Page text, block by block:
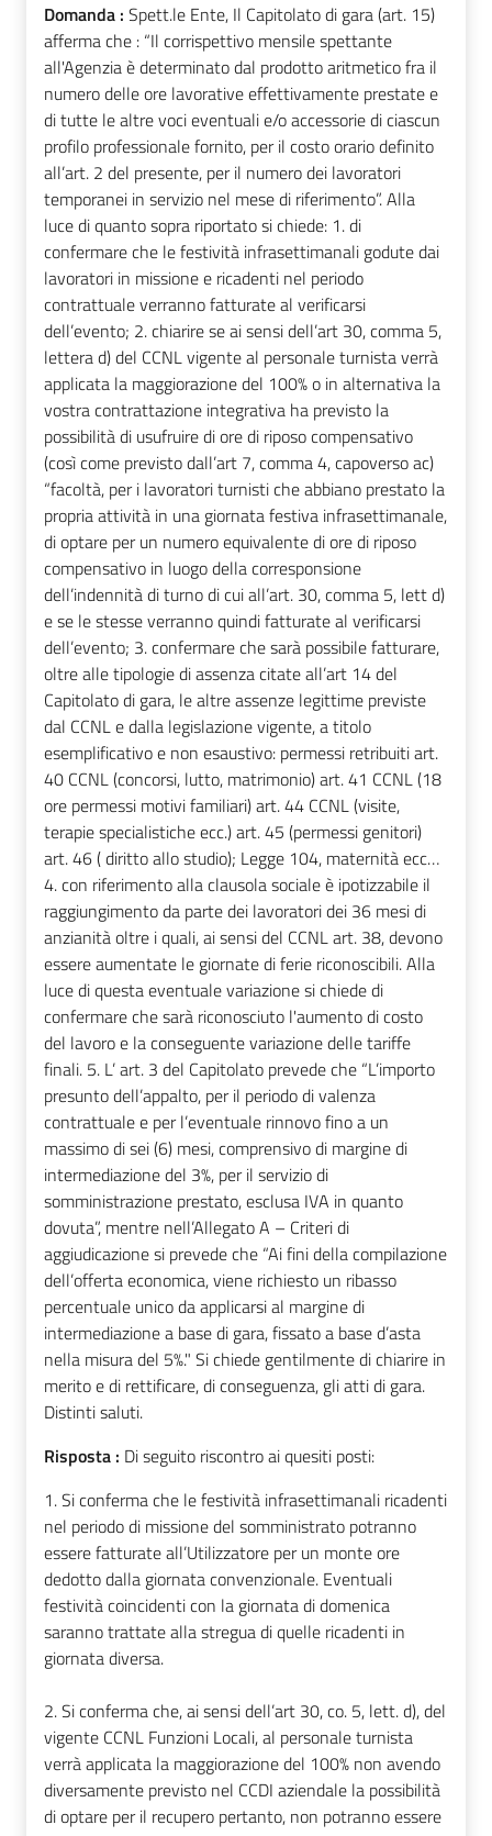
Domanda : Spett.le Ente, Il Capitolato di gara (art. 15)
afferma che : “Il corrispettivo mensile spettante
all'Agenzia è determinato dal prodotto aritmetico fra il
numero delle ore lavorative effettivamente prestate e
di tutte le altre voci eventuali e/o accessorie di ciascun
profilo professionale fornito, per il costo orario definito
all’art. 2 del presente, per il numero dei lavoratori
temporanei in servizio nel mese di riferimento”. Alla
luce di quanto sopra riportato si chiede: 1. di
confermare che le festività infrasettimanali godute dai
lavoratori in missione e ricadenti nel periodo
contrattuale verranno fatturate al verificarsi
dell’evento; 2. chiarire se ai sensi dell’art 30, comma 5,
lettera d) del CCNL vigente al personale turnista verrà
applicata la maggiorazione del 100% o in alternativa la
vostra contrattazione integrativa ha previsto la
possibilità di usufruire di ore di riposo compensativo
(così come previsto dall’art 7, comma 4, capoverso ac)
“facoltà, per i lavoratori turnisti che abbiano prestato la
propria attività in una giornata festiva infrasettimanale,
di optare per un numero equivalente di ore di riposo
compensativo in luogo della corresponsione
dell’indennità di turno di cui all’art. 30, comma 5, lett d)
e se le stesse verranno quindi fatturate al verificarsi
dell’evento; 3. confermare che sarà possibile fatturare,
oltre alle tipologie di assenza citate all’art 14 del
Capitolato di gara, le altre assenze legittime previste
dal CCNL e dalla legislazione vigente, a titolo
esemplificativo e non esaustivo: permessi retribuiti art.
40 CCNL (concorsi, lutto, matrimonio) art. 41 CCNL (18
ore permessi motivi familiari) art. 44 CCNL (visite,
terapie specialistiche ecc.) art. 45 (permessi genitori)
art. 46 ( diritto allo studio); Legge 104, maternità ecc…
4. con riferimento alla clausola sociale è ipotizzabile il
raggiungimento da parte dei lavoratori dei 36 mesi di
anzianità oltre i quali, ai sensi del CCNL art. 38, devono
essere aumentate le giornate di ferie riconoscibili. Alla
luce di questa eventuale variazione si chiede di
confermare che sarà riconosciuto l'aumento di costo
del lavoro e la conseguente variazione delle tariffe
finali. 5. L’ art. 3 del Capitolato prevede che “L’importo
presunto dell’appalto, per il periodo di valenza
contrattuale e per l’eventuale rinnovo fino a un
massimo di sei (6) mesi, comprensivo di margine di
intermediazione del 3%, per il servizio di
somministrazione prestato, esclusa IVA in quanto
dovuta”, mentre nell’Allegato A – Criteri di
aggiudicazione si prevede che “Ai fini della compilazione
dell’offerta economica, viene richiesto un ribasso
percentuale unico da applicarsi al margine di
intermediazione a base di gara, fissato a base d’asta
nella misura del 5%." Si chiede gentilmente di chiarire in
merito e di rettificare, di conseguenza, gli atti di gara.
Distinti saluti.
Risposta : Di seguito riscontro ai quesiti posti:
1. Si conferma che le festività infrasettimanali ricadenti
nel periodo di missione del somministrato potranno
essere fatturate all’Utilizzatore per un monte ore
dedotto dalla giornata convenzionale. Eventuali
festività coincidenti con la giornata di domenica
saranno trattate alla stregua di quelle ricadenti in
giornata diversa.
2. Si conferma che, ai sensi dell’art 30, co. 5, lett. d), del
vigente CCNL Funzioni Locali, al personale turnista
verrà applicata la maggiorazione del 100% non avendo
diversamente previsto nel CCDI aziendale la possibilità
di optare per il recupero pertanto, non potranno essere